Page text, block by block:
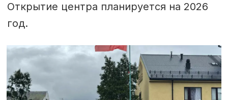
Открытие центра планируется на 2026
год.